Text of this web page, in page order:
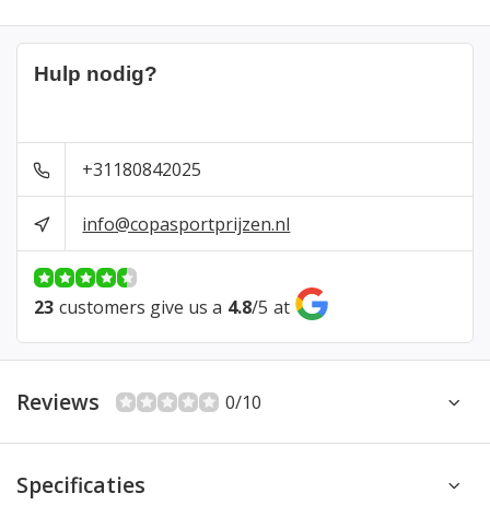
Hulp nodig?
+31180842025
info@copasportprijzen.nl
23 customers give us a 4.8/5 at
Reviews 0/10
Specificaties